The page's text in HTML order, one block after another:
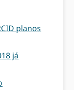
planos
já